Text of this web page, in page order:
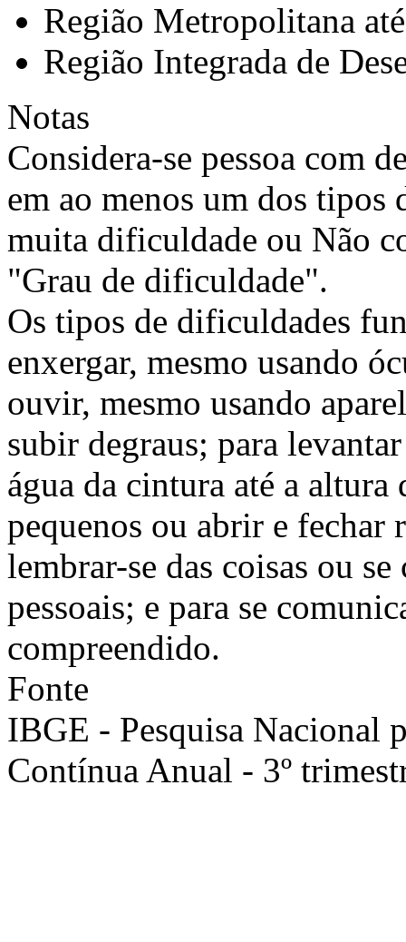
Região Metropolitana
Região Integrada de
Notas
Considera-se pessoa com
em ao menos um dos
muita dificuldade ou Não
"Grau de dificuldade".
Os tipos de dificuldades
enxergar, mesmo usando
ouvir, mesmo usando
subir degraus; para
água da cintura até a
pequenos ou abrir e fechar
lembrar-se das coisas ou
pessoais; e para se
compreendido.
Fonte
IBGE - Pesquisa Nacional
Contínua Anual - 3º